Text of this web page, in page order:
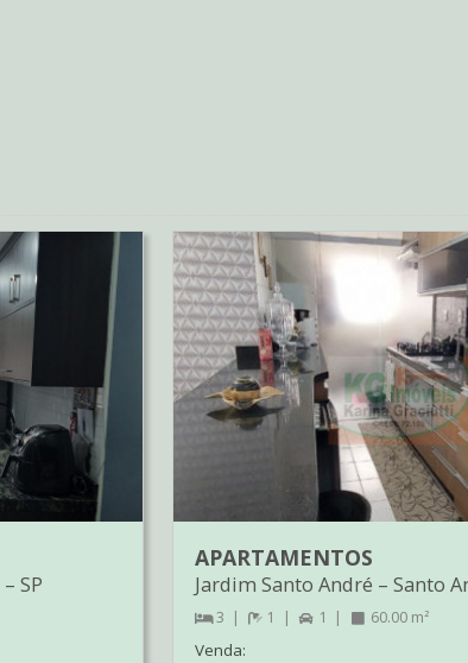
– SP
APARTAMENTOS
Jardim Santo André – Santo
3 1 1 60.00 m²
Venda: